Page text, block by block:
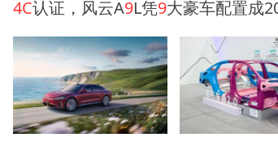
4C认证，风云A9L凭9大豪车配置成